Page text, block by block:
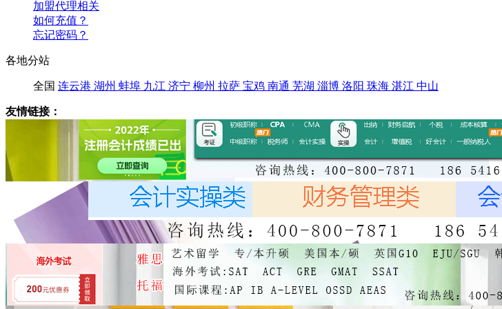
加盟代理相关
如何充值？
忘记密码？
各地分站
全国 连云港 湖州 蚌埠 九江 济宁 柳州 拉萨 宝鸡 南通 芜湖 淄博 洛阳 珠海 湛江 中山
友情链接：